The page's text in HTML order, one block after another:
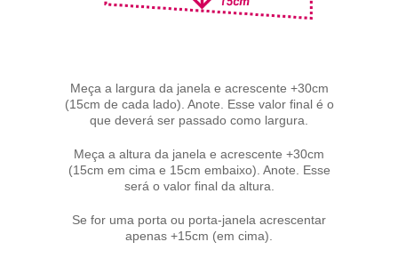
Meça a largura da janela e acrescente +30cm
(15cm de cada lado). Anote. Esse valor final é o
que deverá ser passado como largura.
Meça a altura da janela e acrescente +30cm
(15cm em cima e 15cm embaixo). Anote. Esse
será o valor final da altura.
Se for uma porta ou porta-janela acrescentar
apenas +15cm (em cima).